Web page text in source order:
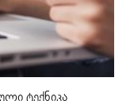
ტექნიკა